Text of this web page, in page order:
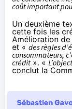
coût important
Un deuxième
cette fois les
Amélioration de
et « des règles
consommateurs,
crédit». «
conclut la
Sébastien